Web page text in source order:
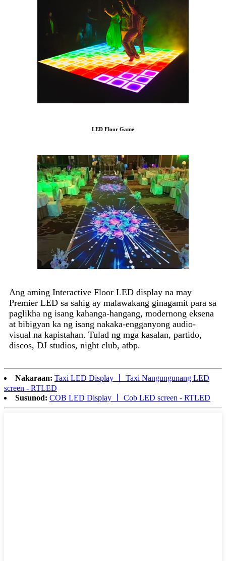
LED Floor Game
Ang aming Interactive Floor LED display na may
Premier LED sa sahig ay malawakang ginagamit para sa
paglikha ng isang kahanga-hangang, modernong eksena
at bibigyan ka ng isang nakaka-engganyong audio-
visual na kapistahan. Tulad ng mga kasalan, partido,
discos, DJ studios, night club, atbp.
Nakaraan: Taxi LED Display 丨 Taxi Nangungunang LED
screen - RTLED
Susunod: COB LED Display 丨 Cob LED screen - RTLED